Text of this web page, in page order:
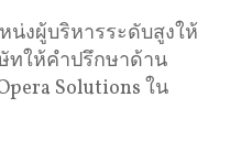
งผู้บริหารระดับสูงให้
ทให้คำปรึกษาด้าน
Solutions ใน